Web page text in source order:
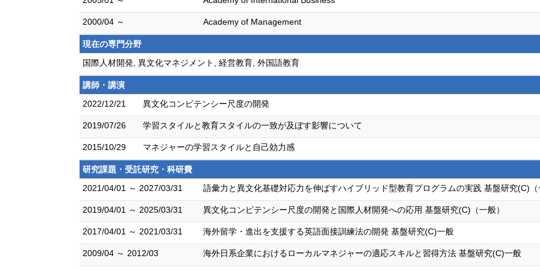
2000/04 ～ Academy of Management
現在の専門分野
国際人材開発, 異文化マネジメント, 経営教育, 外国語教育
講師・講演
2022/12/21
異文化コンピテンシー尺度の開発
2019/07/26 学習スタイルと教育スタイルの一致が及ぼす影響について
2015/10/29 マネジャーの学習スタイルと自己効力感
研究課題・受託研究・科研費
2021/04/01 ～ 2027/03/31
語彙力と異文化基礎対応力を伸ばすハイブリッド型教育プログラムの実践 基盤研究(C)
2019/04/01 ～ 2025/03/31 異文化コンピテンシー尺度の開発と国際人材開発への応用 基盤研究(C)（一般）
2017/04/01 ～ 2021/03/31 海外留学・進出を支援する英語面接訓練法の開発 基盤研究(C)一般
2009/04 ～ 2012/03 海外日系企業におけるローカルマネジャーの適応スキルと習得方法 基盤研究(C)一般